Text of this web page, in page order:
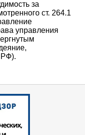
за
ст. 264.1
управления
РФ).